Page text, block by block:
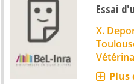
Essai
X.